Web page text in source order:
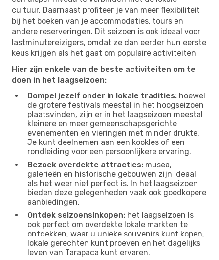
cultuur. Daarnaast profiteer je van meer flexibiliteit
bij het boeken van je accommodaties, tours en
andere reserveringen. Dit seizoen is ook ideaal voor
lastminutereizigers, omdat ze dan eerder hun eerste
keus krijgen als het gaat om populaire activiteiten.
Hier zijn enkele van de beste activiteiten om te
doen in het laagseizoen:
Dompel jezelf onder in lokale tradities: hoewel
de grotere festivals meestal in het hoogseizoen
plaatsvinden, zijn er in het laagseizoen meestal
kleinere en meer gemeenschapsgerichte
evenementen en vieringen met minder drukte.
Je kunt deelnemen aan een kookles of een
rondleiding voor een persoonlijkere ervaring.
Bezoek overdekte attracties: musea,
galerieën en historische gebouwen zijn ideaal
als het weer niet perfect is. In het laagseizoen
bieden deze gelegenheden vaak ook goedkopere
aanbiedingen.
Ontdek seizoensinkopen: het laagseizoen is
ook perfect om overdekte lokale markten te
ontdekken, waar u unieke souvenirs kunt kopen,
lokale gerechten kunt proeven en het dagelijks
leven van Tarapaca kunt ervaren.